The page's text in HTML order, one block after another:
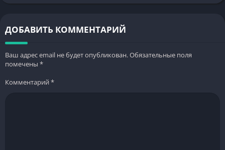
ДОБАВИТЬ КОММЕНТАРИЙ
Ваш адрес email не будет опубликован.Обязательные поля
помечены *
Комментарий*